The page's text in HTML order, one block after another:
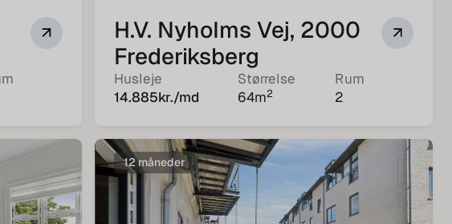
H.V. Nyholms Vej, 2000
Frederiksberg
Husleje
14.885kr./md
Størrelse
64m2
Rum
2
12 måneder